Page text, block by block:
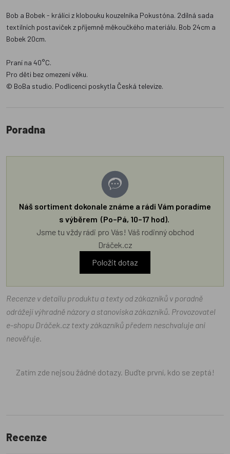
Bob a Bobek - králíci z klobouku kouzelníka Pokustóna. 2dílná sada
textilních postaviček z příjemně měkoučkého materiálu. Bob 24cm a
Bobek 20cm.
Praní na 40°C.
Pro děti bez omezení věku.
© BoBa studio. Podlicenci poskytla Česká televize.
Poradna
Náš sortiment dokonale známe a rádi Vám poradíme
s výběrem (Po–Pá, 10–17 hod).
Jsme tu vždy rádi pro Vás! Váš rodinný obchod
Dráček.cz
Položit dotaz
Recenze v detailu produktu a texty od zákazníků v poradně
odrážejí výhradně názory a stanoviska zákazníků. Provozovatel
e-shopu Dráček.cz texty zákazníků předem neschvaluje ani
neověřuje.
Zatím zde nejsou žádné dotazy. Buďte první, kdo se zeptá!
Recenze